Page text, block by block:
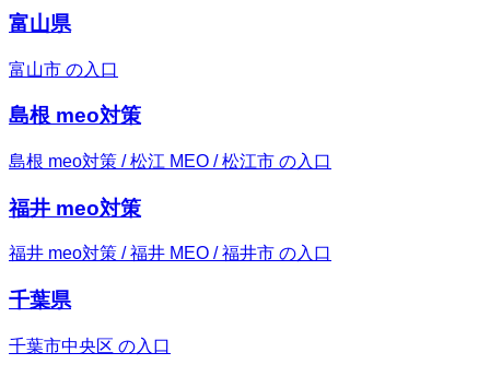
富山県
富山市 の入口
島根 meo対策
島根 meo対策 / 松江 MEO / 松江市 の入口
福井 meo対策
福井 meo対策 / 福井 MEO / 福井市 の入口
千葉県
千葉市中央区 の入口